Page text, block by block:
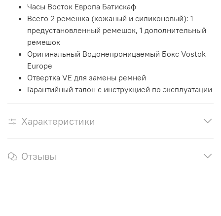
Часы Восток Европа Батискаф
Всего 2 ремешка (кожаный и силиконовый): 1
предустановленный ремешок, 1 дополнительный
ремешок
Оригинальный Водонепроницаемый Бокс Vostok
Europe
Отвертка VE для замены ремней
Гарантийный талон с инструкцией по эксплуатации
Характеристики
Отзывы